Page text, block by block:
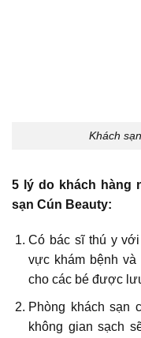
Khách
5 lý do khách hàng
sạn Cún Beauty:
Có bác sĩ thú y
vực khám bệnh
cho các bé được
Phòng khách sạn
không gian sạch